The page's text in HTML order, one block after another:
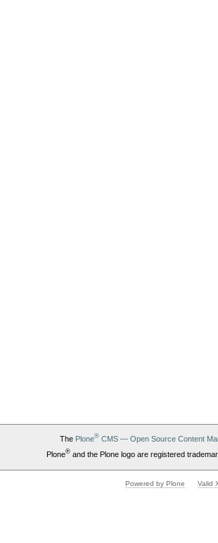
The Plone®CMS — Open Source Content
Plone®and the Plone logo are registered
Powered by Plone Valid